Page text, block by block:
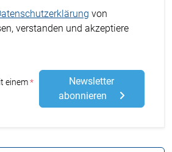
von
verstanden und akzeptiere
einem Stern
Newsletter
abonnieren